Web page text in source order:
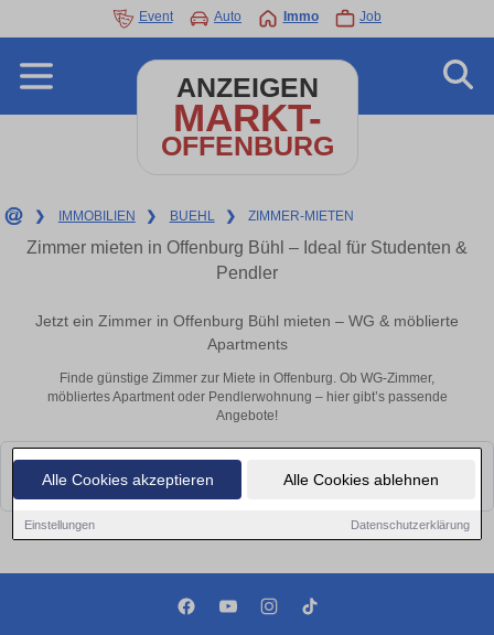
Alle Cookies akzeptieren Alle Cookies ablehnen
Einstellungen Datenschutzerklärung
Event Auto Immo Job
ANZEIGEN
MARKT-
OFFENBURG
❯ IMMOBILIEN ❯ BUEHL ❯ ZIMMER-MIETEN
Zimmer mieten in Offenburg Bühl – Ideal für Studenten &
Pendler
Jetzt ein Zimmer in Offenburg Bühl mieten – WG & möblierte
Apartments
Finde günstige Zimmer zur Miete in Offenburg. Ob WG-Zimmer,
möbliertes Apartment oder Pendlerwohnung – hier gibt’s passende
Angebote!
Leider konnten wir derzeit keine passenden Objekte finden. Schauen Sie
bald wieder vorbei!